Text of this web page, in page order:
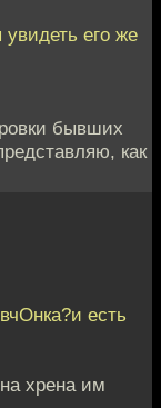
его же
бывших
как
есть
хрена им